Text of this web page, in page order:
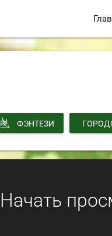
ФЭНТЕЗИ
Начать